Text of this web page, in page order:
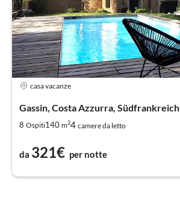
casa vacanze
Gassin, Costa Azzurra, Südfrankreich
8 Ospiti140 m24 camere da letto
da 321€ per notte